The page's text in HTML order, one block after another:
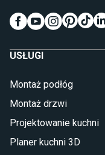
Meble do pokoju
Komody dla dzieci
Łóżka dla dziecka
Taras i balkon
Sztuczna trawa miękka
Koce i pledy
USŁUGI
Montaż podłóg
Montaż drzwi
Projektowanie kuchni
Planer kuchni 3D